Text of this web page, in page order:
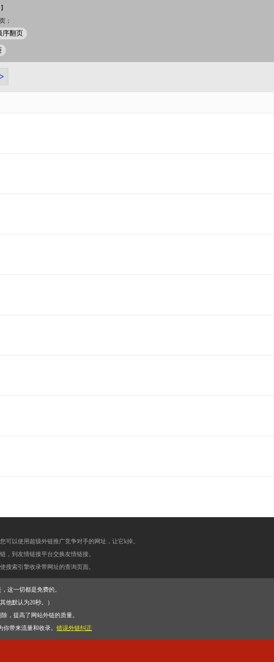
】
；
序翻页
以使用超级外链推广竞争对手的网址，让它k掉。
，到友情链接平台交换友情链接。
使搜索引擎收录带网址的查询页面。
这一切都是免费的。
他默认为20秒。）
，提高了网站外链的质量。
带来流量和收录。 错误外链纠正